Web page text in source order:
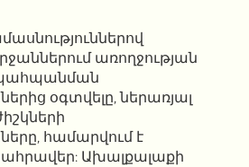
առողջության
օգտվելը, ներառյալ
համարվում է
Ախալքալաքի